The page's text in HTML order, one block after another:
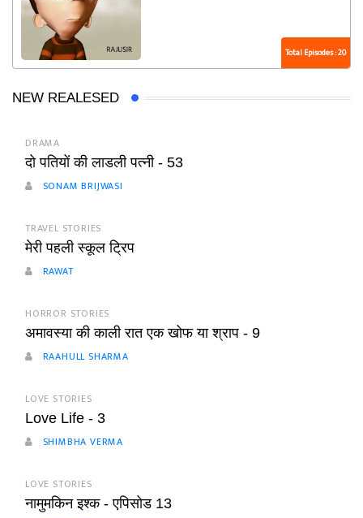
Total Episodes : 20
NEW REALESED
DRAMA
दो पतियों की लाडली पत्नी - 53
SONAM BRIJWASI
TRAVEL STORIES
मेरी पहली स्कूल ट्रिप
RAWAT
HORROR STORIES
अमावस्या की काली रात एक खोफ या श्राप - 9
RAAHULL SHARMA
LOVE STORIES
Love Life - 3
SHIMBHA VERMA
LOVE STORIES
नामुमकिन इश्क - एपिसोड 13